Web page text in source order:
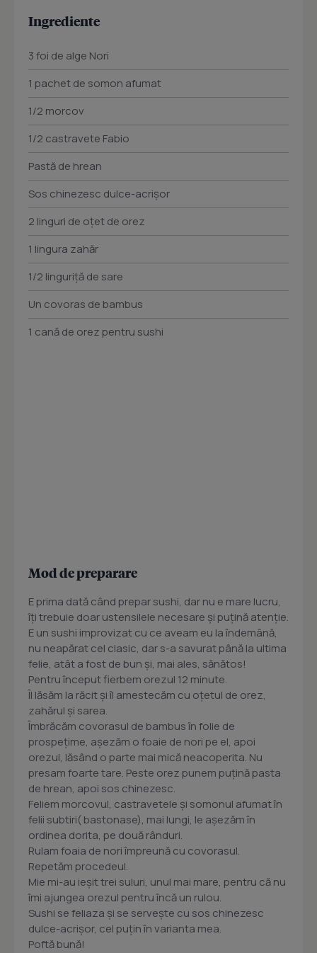
Ingrediente
3 foi de alge Nori
1 pachet de somon afumat
1/2 morcov
1/2 castravete Fabio
Pastă de hrean
Sos chinezesc dulce-acrișor
2 linguri de oțet de orez
1 lingura zahăr
1/2 linguriță de sare
Un covoras de bambus
1 cană de orez pentru sushi
Mod de preparare
E prima dată când prepar sushi, dar nu e mare lucru,
îți trebuie doar ustensilele necesare și puțină atenție.
E un sushi improvizat cu ce aveam eu la îndemână,
nu neapărat cel clasic, dar s-a savurat până la ultima
felie, atât a fost de bun și, mai ales, sănătos!
Pentru început fierbem orezul 12 minute.
Îl lăsăm la răcit și îl amestecăm cu oțetul de orez,
zahărul și sarea.
Îmbrăcăm covorasul de bambus în folie de
prospețime, așezăm o foaie de nori pe el, apoi
orezul, lăsând o parte mai mică neacoperita. Nu
presam foarte tare. Peste orez punem puțină pasta
de hrean, apoi sos chinezesc.
Feliem morcovul, castravetele și somonul afumat în
felii subtiri( bastonase), mai lungi, le așezăm în
ordinea dorita, pe două rânduri.
Rulam foaia de nori împreună cu covorasul.
Repetăm procedeul.
Mie mi-au ieșit trei suluri, unul mai mare, pentru că nu
îmi ajungea orezul pentru încă un rulou.
Sushi se feliaza și se servește cu sos chinezesc
dulce-acrișor, cel puțin în varianta mea.
Poftă bună!